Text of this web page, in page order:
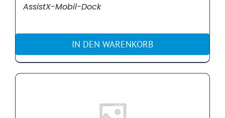
AssistX-Mobil-Dock
IN DEN WARENKORB